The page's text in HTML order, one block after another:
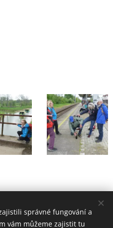
správné fungování a
vám můžeme zajistit tu